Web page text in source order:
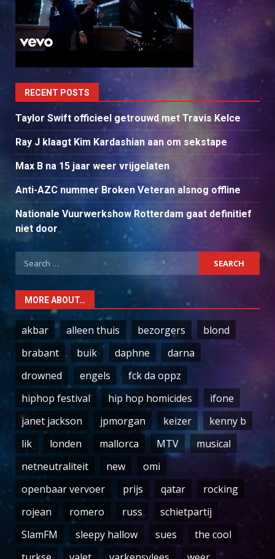
RECENT POSTS
Taylor Swift officieel getrouwd met Travis Kelce
Ray J klaagt Kim Kardashian aan om sekstape
Max B na 15 jaar weer vrijgelaten
Anti-AZC nummer Broken Veteran alsnog offline
Nationale Vuurwerkshow Rotterdam gaat definitief
niet door
Search
for:
MORE ABOUT…
akbar alleen thuis bezorgers
blond
brabant
buik daphne
darna
drowned
engels
fck da oppz
hiphop festival
hip hop homicides
ifone
janet jackson
jpmorgan keizer
kenny b
lik
londen mallorca MTV
musical
netneutraliteit
new
omi
openbaar vervoer
prijs qatar
rocking
rojean
romero russ
schietpartij
SlamFM
sleepy hallow sues
the cool